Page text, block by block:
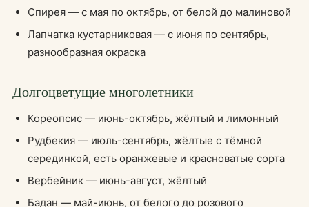
Спирея — с мая по октябрь, от белой до малиновой
Лапчатка кустарниковая — с июня по сентябрь,
разнообразная окраска
Долгоцветущие многолетники
Кореопсис — июнь-октябрь, жёлтый и лимонный
Рудбекия — июль-сентябрь, жёлтые с тёмной
серединкой, есть оранжевые и красноватые сорта
Вербейник — июнь-август, жёлтый
Бадан — май-июнь, от белого до розового